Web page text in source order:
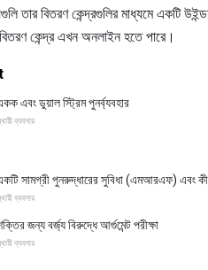
তার বিতরণ কেন্দ্রগুলির মাধ্যমে একটি
কেন্দ্র এখন অনলাইন হতে পারে।
এবং ডুয়াল স্ট্রিম পুনর্ব্যবহার
ব্যবসার
সামগ্রী পুনরুদ্ধারের সুবিধা (এমআরএফ) এবং
ব্যবসার
জন্য বর্জ্য বিরুদ্ধে আর্গুমেন্ট পরীক্ষা
ব্যবসার